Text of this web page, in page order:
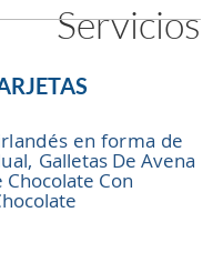
Servicios
en forma de
Galletas De Avena
Chocolate Con